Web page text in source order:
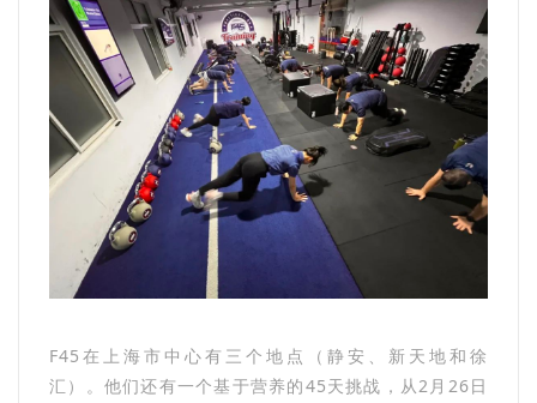
F45在上海市中心有三个地点（静安、新天地和徐
汇）。他们还有一个基于营养的45天挑战，从2月26日